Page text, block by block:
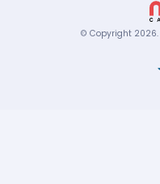
© Copyright 2026.